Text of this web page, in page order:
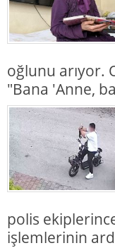
oğlunu arıyor.
"Bana 'Anne,
polis
işlemlerinin